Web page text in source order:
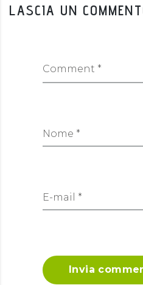
LASCIA UN
Comment *
Nome *
E-mail *
Invia